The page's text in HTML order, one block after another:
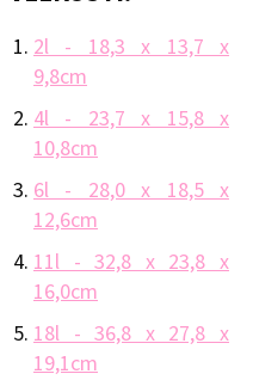
2l - 18,3 x 13,7 x
9,8cm
4l - 23,7 x 15,8 x
10,8cm
6l - 28,0 x 18,5 x
12,6cm
11l - 32,8 x 23,8 x
16,0cm
18l - 36,8 x 27,8 x
19,1cm